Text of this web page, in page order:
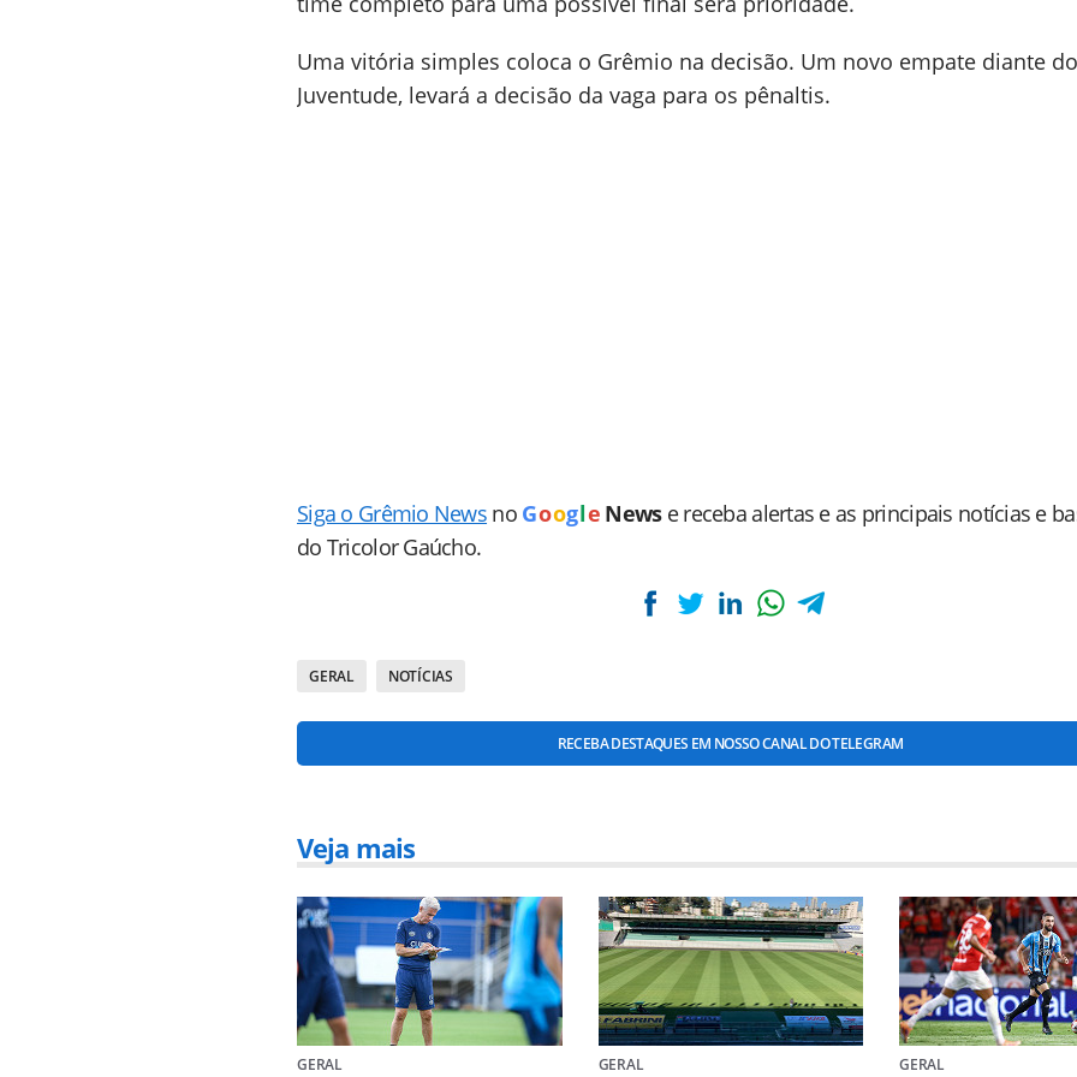
Uma vitória simples coloca o Grêmio na decisão. Um novo empate diante do
Juventude, levará a decisão da vaga para os pênaltis.
Siga o Grêmio News no Goog le News e receba alertas e as principais notícias e
do Tricolor Gaúcho.
GERAL NOTÍCIAS
RECEBA DESTAQUES EM NOSSO CANAL DO TELEGRAM
Veja mais
GERAL GERAL GERAL